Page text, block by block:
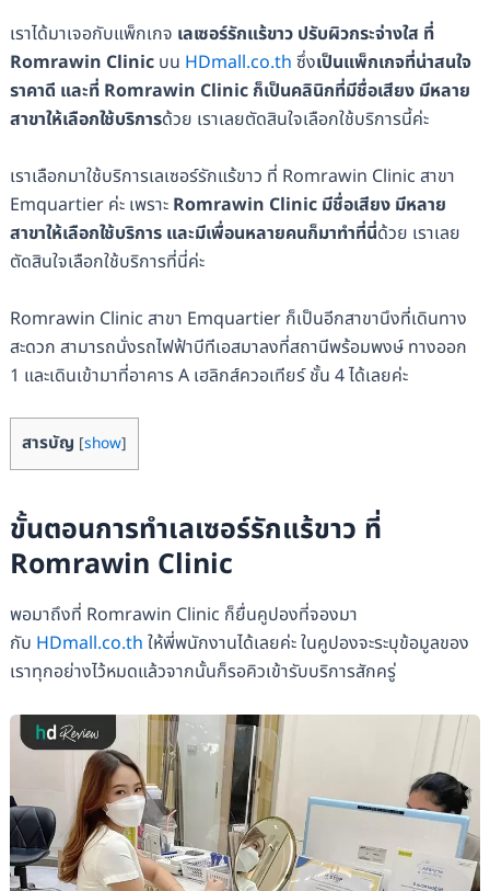
เราได้มาเจอกับแพ็กเกจ เลเซอร์รักแร้ขาว ปรับผิวกระจ่างใส ที่
Romrawin Clinicบน HDmall.co.th ซึ่งเป็นแพ็กเกจที่น่าสนใจ
ราคาดี และที่ Romrawin Clinic ก็เป็นคลินิกที่มีชื่อเสียง มีหลาย
สาขาให้เลือกใช้บริการด้วย เราเลยตัดสินใจเลือกใช้บริการนี้ค่ะ
เราเลือกมาใช้บริการเลเซอร์รักแร้ขาว ที่ Romrawin Clinic สาขา
Emquartier ค่ะ เพราะ Romrawin Clinic มีชื่อเสียง มีหลาย
สาขาให้เลือกใช้บริการ และมีเพื่อนหลายคนก็มาทำที่นี่ด้วย เราเลย
ตัดสินใจเลือกใช้บริการที่นี่ค่ะ
Romrawin Clinic สาขา Emquartier ก็เป็นอีกสาขานึงที่เดินทาง
สะดวก สามารถนั่งรถไฟฟ้าบีทีเอสมาลงที่สถานีพร้อมพงษ์ ทางออก
1 และเดินเข้ามาที่อาคาร A เฮลิกส์ควอเทียร์ ชั้น 4 ได้เลยค่ะ
สารบัญ [show]
ขั้นตอนการทำเลเซอร์รักแร้ขาว ที่
Romrawin Clinic
พอมาถึงที่ Romrawin Clinic ก็ยื่นคูปองที่จองมา
กับ HDmall.co.th ให้พี่พนักงานได้เลยค่ะ ในคูปองจะระบุข้อมูลของ
เราทุกอย่างไว้หมดแล้วจากนั้นก็รอคิวเข้ารับบริการสักครู่